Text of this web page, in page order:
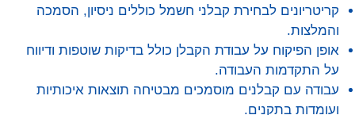
קריטריונים לבחירת קבלני חשמל כוללים ניסיון, הסמכה
והמלצות.
אופן הפיקוח על עבודת הקבלן כולל בדיקות שוטפות ודיווח
על התקדמות העבודה.
עבודה עם קבלנים מוסמכים מבטיחה תוצאות איכותיות
ועומדות בתקנים.